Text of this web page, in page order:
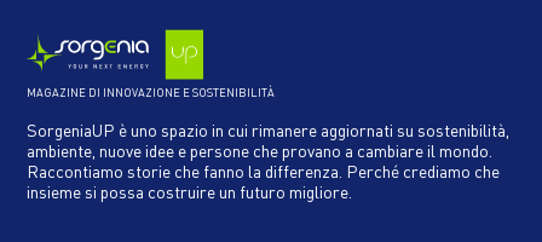
MAGAZINE DI INNOVAZIONE E SOSTENIBILITÀ
SorgeniaUP è uno spazio in cui rimanere aggiornati su sostenibilità,
ambiente, nuove idee e persone che provano a cambiare il mondo.
Raccontiamo storie che fanno la differenza. Perché crediamo che
insieme si possa costruire un futuro migliore.